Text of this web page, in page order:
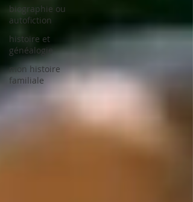
biographie ou
autofiction
histoire et
généalogie
mon histoire
familiale